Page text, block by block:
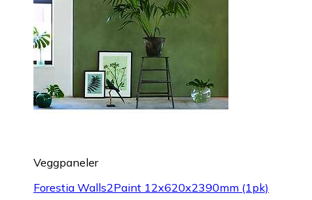
Veggpaneler
Forestia Walls2Paint 12x620x2390mm (1pk)